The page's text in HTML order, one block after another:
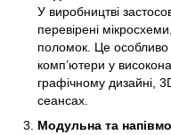
У виробництві
перевірені
поломок. Це особливо
комп’ютери у
графічному дизайні,
сеансах.
Модульна та